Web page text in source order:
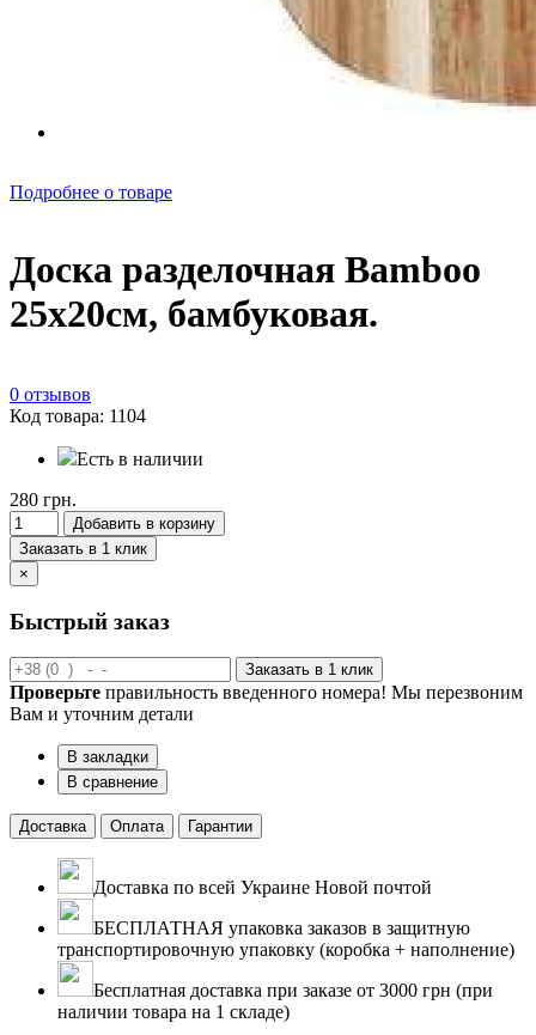
Подробнее о товаре
Доска разделочная Bamboo
25х20см, бамбуковая.
0 отзывов
Код товара: 1104
Есть в наличии
280 грн.
Добавить в корзину
Заказать в 1 клик
×
Быстрый заказ
Заказать в 1 клик
Проверьте правильность введенного номера! Мы перезвоним
Вам и уточним детали
В закладки
В сравнение
Доставка Оплата Гарантии
Доставка по всей Украине Новой почтой
БЕСПЛАТНАЯ упаковка заказов в защитную
транспортировочную упаковку (коробка + наполнение)
Бесплатная доставка при заказе от 3000 грн (при
наличии товара на 1 складе)